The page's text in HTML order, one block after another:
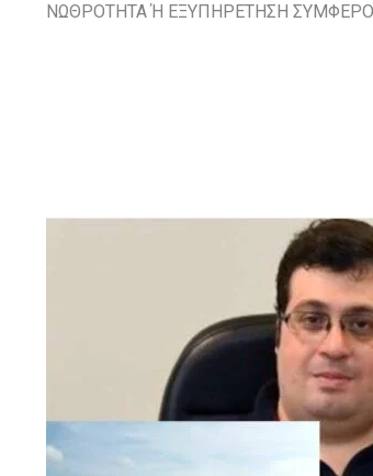
ΝΩΘΡΟΤΗΤΑ Ή ΕΞΥΠΗΡΕΤΗΣΗ